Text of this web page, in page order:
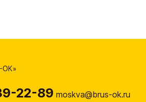
ОК»
22-89 moskva@brus-ok.ru